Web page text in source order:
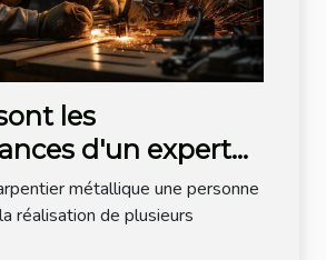
les
d'un expert
métallique ?
métallique une personne
réalisation de plusieurs